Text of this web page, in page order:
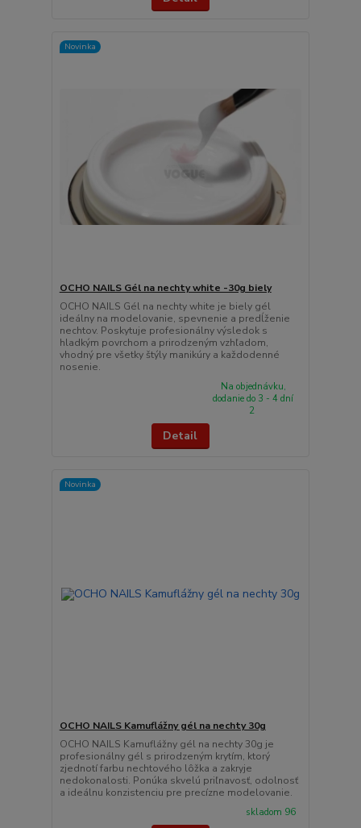
Novinka
OCHO NAILS Gél na nechty white -30g biely
OCHO NAILS Gél na nechty white je biely gél
ideálny na modelovanie, spevnenie a predĺženie
nechtov. Poskytuje profesionálny výsledok s
hladkým povrchom a prirodzeným vzhľadom,
vhodný pre všetky štýly manikúry a každodenné
nosenie.
Na objednávku,
dodanie do 3 - 4 dní
2
Detail
Novinka
OCHO NAILS Kamuflážny gél na nechty 30g
OCHO NAILS Kamuflážny gél na nechty 30g je
profesionálny gél s prirodzeným krytím, ktorý
zjednotí farbu nechtového lôžka a zakryje
nedokonalosti. Ponúka skvelú priľnavosť, odolnosť
a ideálnu konzistenciu pre precízne modelovanie.
skladom 96